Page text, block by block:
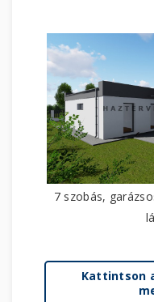
7 szobás,
Kattintson